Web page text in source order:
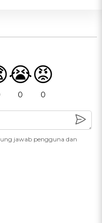
😭
0
😡
0
jawab pengguna dan